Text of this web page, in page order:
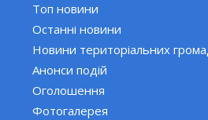
Топ новини
Останні новини
Новини територіальних
Анонси подій
Оголошення
Фотогалерея